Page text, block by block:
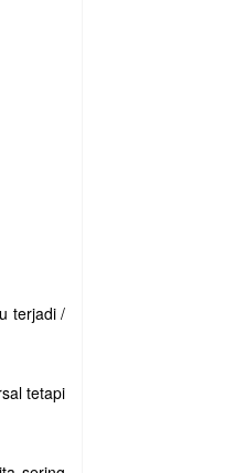
terjadi /
tetapi